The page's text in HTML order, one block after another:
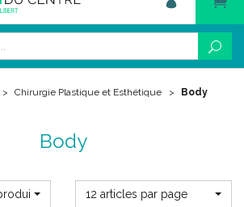
Chirurgie Plastique et Esthétique Body
Body
12 articles par page